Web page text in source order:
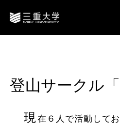
登山サークル「
現在６人で活動して